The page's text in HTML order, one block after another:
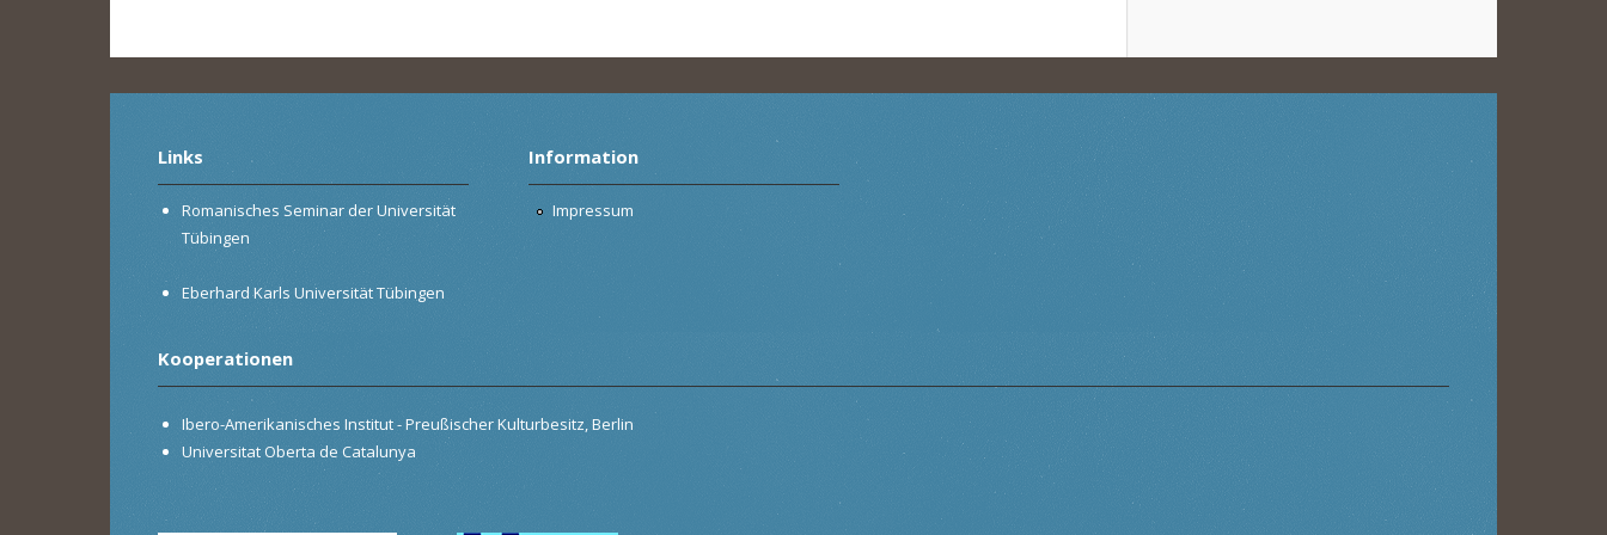
Links
Romanisches Seminar der Universität
Tübingen
Eberhard Karls Universität Tübingen
Information
Impressum
Kooperationen
Ibero-Amerikanisches Institut - Preußischer Kulturbesitz, Berlin
Universitat Oberta de Catalunya